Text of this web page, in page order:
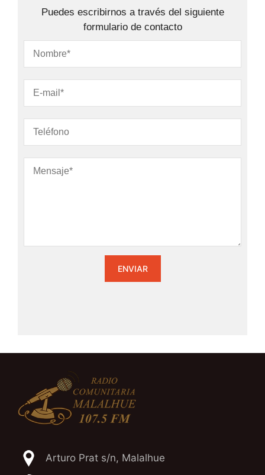
Puedes escribirnos a través del siguiente
formulario de contacto
Arturo Prat s/n, Malalhue